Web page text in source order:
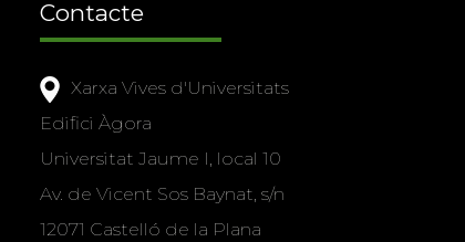
Contacte
Xarxa Vives d'Universitats
Edifici Àgora
Universitat Jaume I, local 10
Av. de Vicent Sos Baynat, s/n
12071 Castelló de la Plana